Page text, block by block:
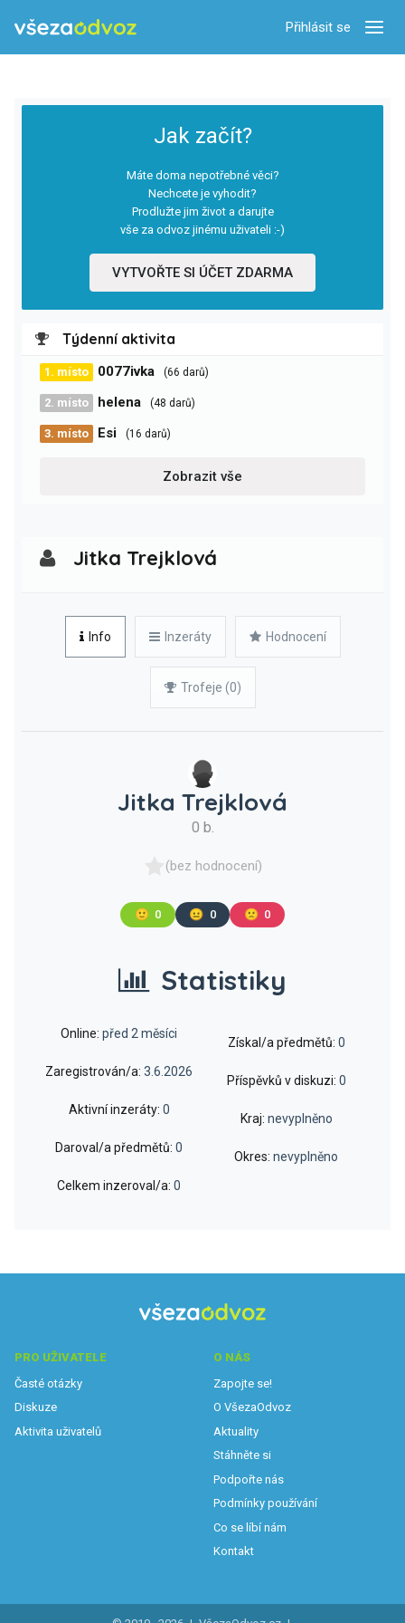
Přihlásit se
Jak začít?
Máte doma nepotřebné věci?
Nechcete je vyhodit?
Prodlužte jim život a darujte
vše za odvoz jinému uživateli :-)
VYTVOŘTE SI ÚČET ZDARMA
Týdenní aktivita
1. místo 0077ivka (66 darů)
2. místo helena (48 darů)
3. místo Esi (16 darů)
Zobrazit vše
Jitka Trejklová
Info Inzeráty Hodnocení
Trofeje (0)
Jitka Trejklová
0 b.
(bez hodnocení)
🙂 0 😐 0 🙁 0
Statistiky
Online: před 2 měsíci
Zaregistrován/a: 3.6.2026
Aktivní inzeráty: 0
Daroval/a předmětů: 0
Celkem inzeroval/a: 0
Získal/a předmětů: 0
Příspěvků v diskuzi: 0
Kraj: nevyplněno
Okres: nevyplněno
PRO UŽIVATELE
Časté otázky
Diskuze
Aktivita uživatelů
O NÁS
Zapojte se!
O VšezaOdvoz
Aktuality
Stáhněte si
Podpořte nás
Podmínky používání
Co se líbí nám
Kontakt